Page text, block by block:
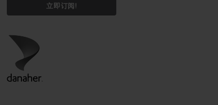
立即订阅!